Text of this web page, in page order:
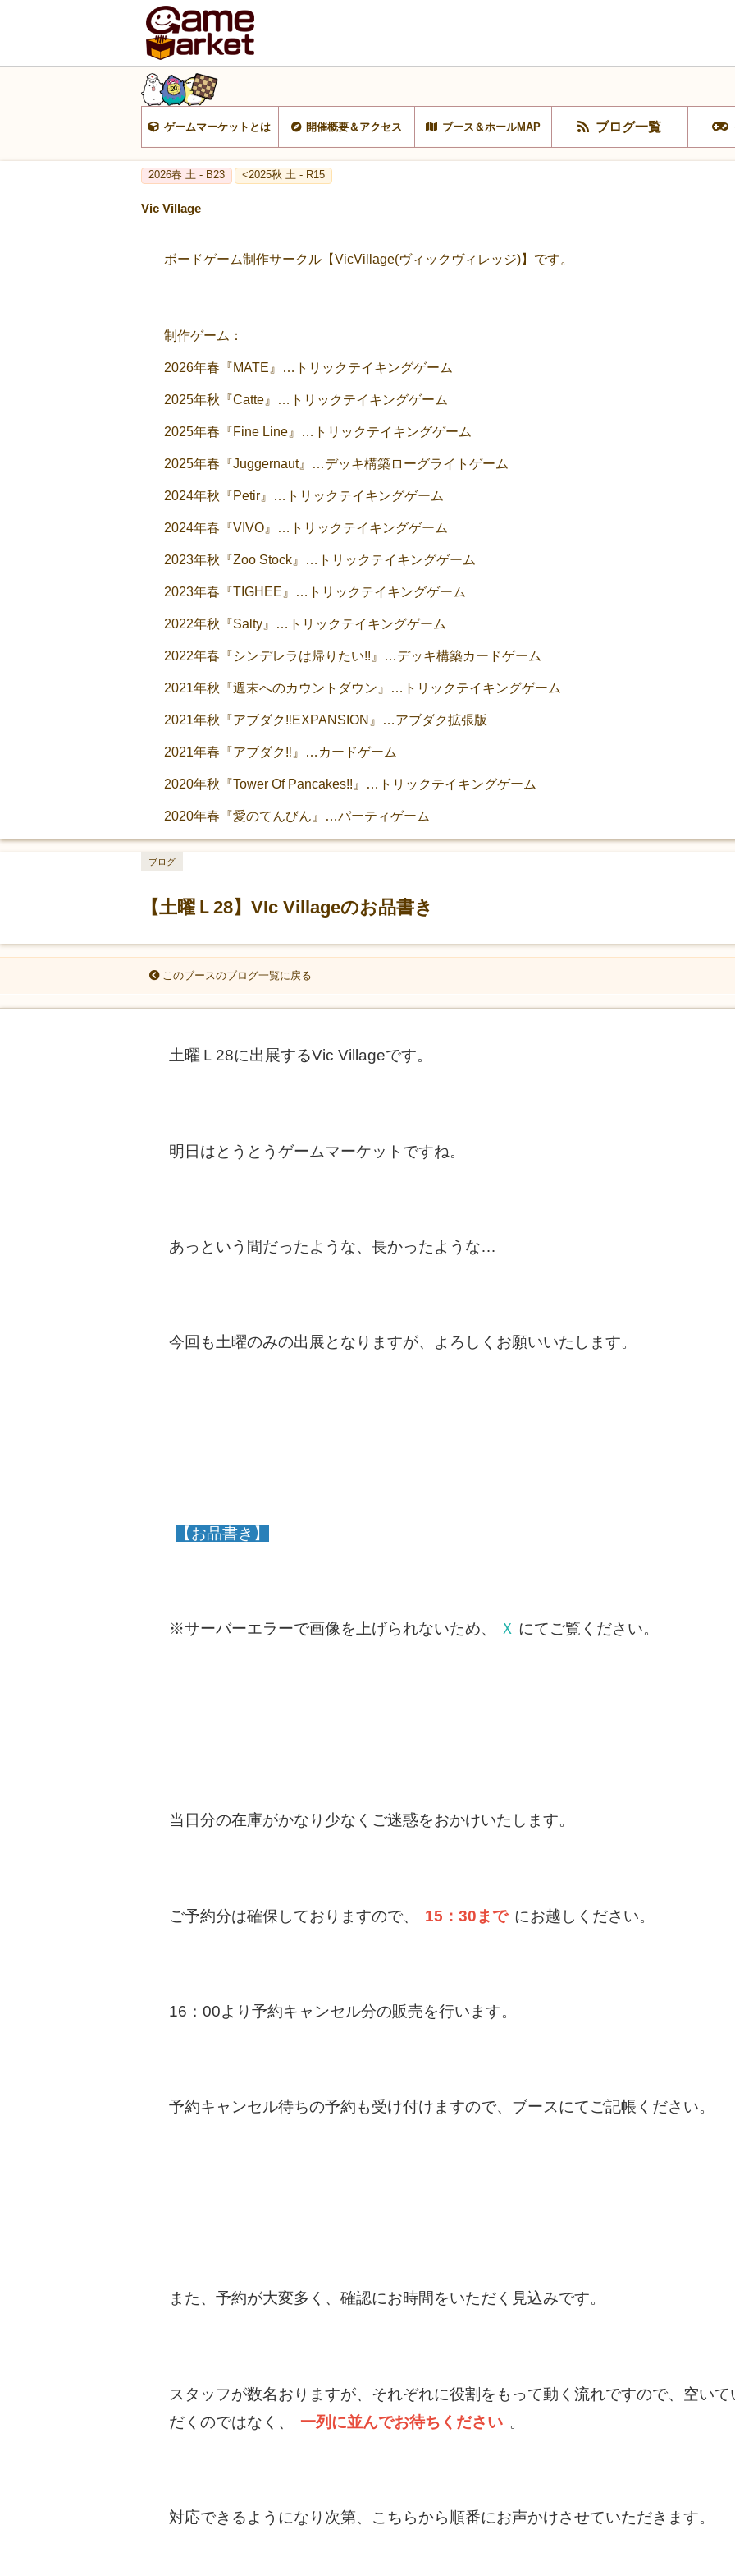
ゲームマーケットとは 開催概要＆アクセス ブース＆ホールMAP ブログ一覧
2026春 土 - B23 <2025秋 土 - R15
Vic Village
ボードゲーム制作サークル【VicVillage(ヴィックヴィレッジ)】です。
制作ゲーム：
2026年春『MATE』…トリックテイキングゲーム
2025年秋『Catte』…トリックテイキングゲーム
2025年春『Fine Line』…トリックテイキングゲーム
2025年春『Juggernaut』…デッキ構築ローグライトゲーム
2024年秋『Petir』…トリックテイキングゲーム
2024年春『VIVO』…トリックテイキングゲーム
2023年秋『Zoo Stock』…トリックテイキングゲーム
2023年春『TIGHEE』…トリックテイキングゲーム
2022年秋『Salty』…トリックテイキングゲーム
2022年春『シンデレラは帰りたい!!』…デッキ構築カードゲーム
2021年秋『週末へのカウントダウン』…トリックテイキングゲーム
2021年秋『アブダク‼EXPANSION』…アブダク拡張版
2021年春『アブダク‼』…カードゲーム
2020年秋『Tower Of Pancakes!!』…トリックテイキングゲーム
2020年春『愛のてんびん』…パーティゲーム
【土曜Ｌ28】VIc Villageのお品書き
ブログ
このブースのブログ一覧に戻る
土曜Ｌ28に出展するVic Villageです。
明日はとうとうゲームマーケットですね。
あっという間だったような、長かったような…
今回も土曜のみの出展となりますが、よろしくお願いいたします。
【お品書き】
※サーバーエラーで画像を上げられないため、 Ｘ にてご覧ください。
当日分の在庫がかなり少なくご迷惑をおかけいたします。
ご予約分は確保しておりますので、 15：30まで にお越しください。
16：00より予約キャンセル分の販売を行います。
予約キャンセル待ちの予約も受け付けますので、ブースにてご記帳ください。
また、予約が大変多く、確認にお時間をいただく見込みです。
スタッフが数名おりますが、それぞれに役割をもって動く流れですので、空い
だくのではなく、
一列に並んでお待ちください 。
対応できるようになり次第、こちらから順番にお声かけさせていただきます。